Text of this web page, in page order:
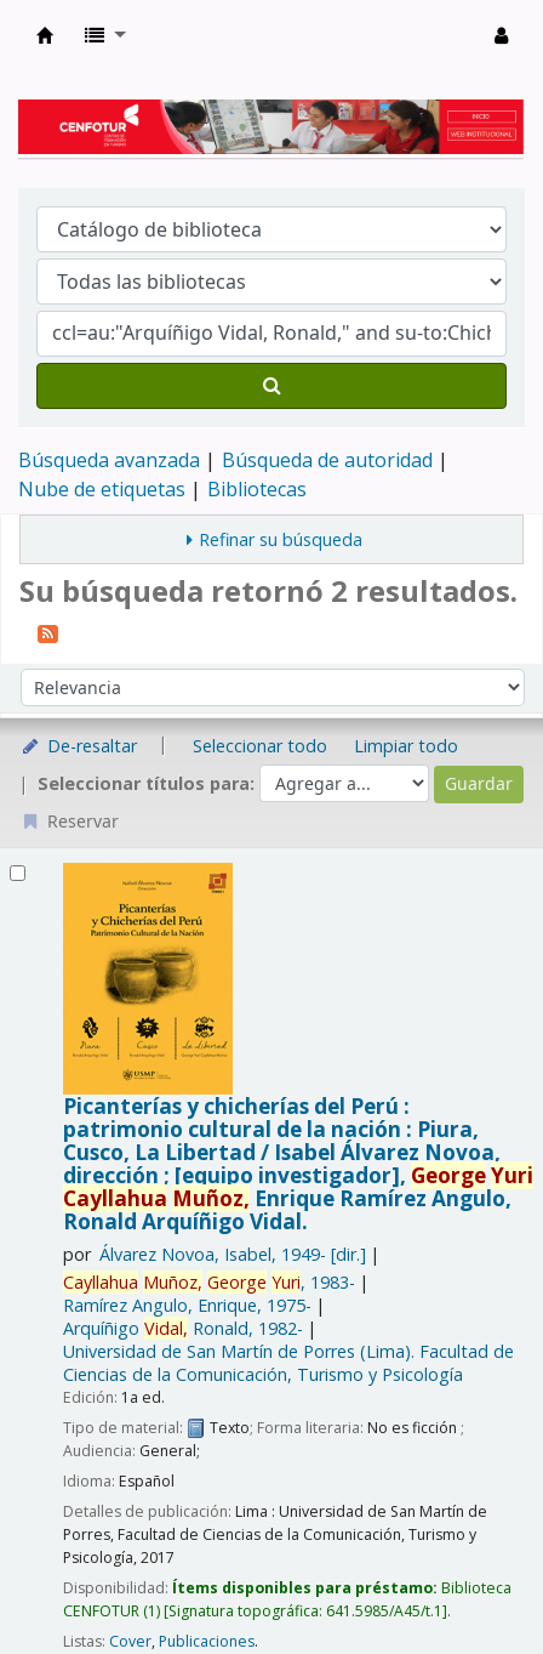
Búsqueda avanzada
Búsqueda de autoridad
Nube de etiquetas
Bibliotecas
Refinar su búsqueda
Su búsqueda retornó 2 resultados.
Ordenar por:
De-resaltar Seleccionar todo
Limpiar todo
Seleccionar títulos para:
Reservar
Picanterías y chicherías del Perú :
patrimonio cultural de la nación : Piura,
Cusco, La Libertad / Isabel Álvarez Novoa,
dirección ; [equipo investigador], GeorgeYuri
Cayllahua Muñoz, Enrique Ramírez Angulo,
Ronald Arquíñigo Vidal.
por Álvarez Novoa, Isabel, 1949- [dir.]
Cayllahua Muñoz, George Yuri, 1983-
Ramírez Angulo, Enrique, 1975-
Arquíñigo Vidal, Ronald, 1982-
Universidad de San Martín de Porres (Lima). Facultad de
Ciencias de la Comunicación, Turismo y Psicología
Edición: 1a ed.
Tipo de material:
Texto; Forma literaria: No es ficción ;
Audiencia: General;
Idioma: Español
Detalles de publicación: Lima : Universidad de San Martín de
Porres, Facultad de Ciencias de la Comunicación, Turismo y
Psicología,2017
Disponibilidad: Ítems disponibles para préstamo: Biblioteca
CENFOTUR(1) Signatura topográfica: 641.5985/A45/t.1 .
Listas: Cover,Publicaciones.